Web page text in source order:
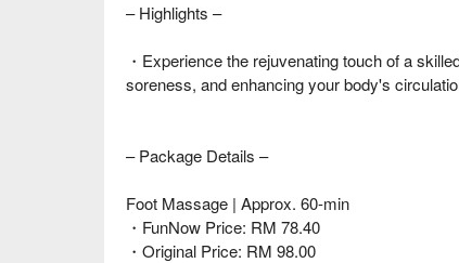
– Highlights –
・Experience the rejuvenating touch of a
soreness, and enhancing your body's
– Package Details –
Foot Massage | Approx. 60-min
・FunNow Price: RM 78.40
・Original Price: RM 98.00